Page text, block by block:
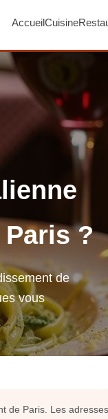
AccueilCuisine
?
de
vous
de Paris. Les